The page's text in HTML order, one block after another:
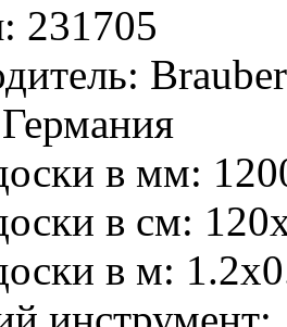
231705
Германия
в мм:
в см:
в м: